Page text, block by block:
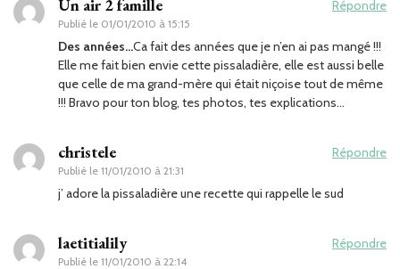
Un air 2 famille
Publié le 01/01/2010 à 15:15
Répondre
Des années…Ca fait des années que je n’en ai pas mangé !!!
Elle me fait bien envie cette pissaladière, elle est aussi belle
que celle de ma grand-mère qui était niçoise tout de même
!!! Bravo pour ton blog, tes photos, tes explications…
christele
Publié le 11/01/2010 à 21:31
Répondre
j’ adore la pissaladière une recette qui rappelle le sud
laetitialily
Publié le 11/01/2010 à 22:14
Répondre